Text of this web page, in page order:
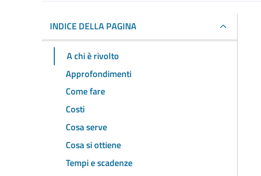
INDICE DELLA PAGINA
A chi è rivolto
Approfondimenti
Come fare
Costi
Cosa serve
Cosa si ottiene
Tempi e scadenze